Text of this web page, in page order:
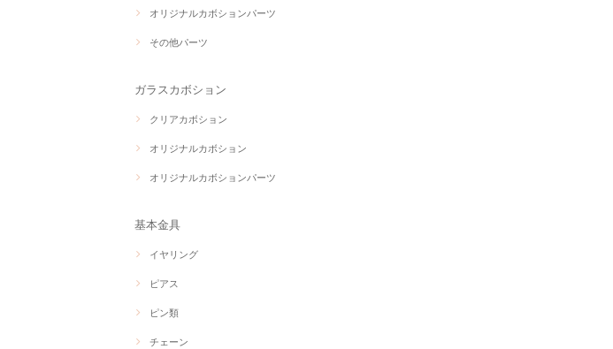
オリジナルカボションパーツ
その他パーツ
ガラスカボション
クリアカボション
オリジナルカボション
オリジナルカボションパーツ
基本金具
イヤリング
ピアス
ピン類
チェーン